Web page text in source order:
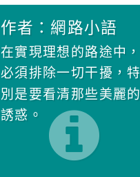
作者：網路小語
在實現理想的路途中，
必須排除一切干擾，特
別是要看清那些美麗的
誘惑。